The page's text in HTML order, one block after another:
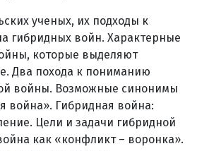
ученых, их подходы к
гибридных войн. Характерные
которые выделяют
Два похода к пониманию
войны. Возможные синонимы
война». Гибридная война:
Цели и задачи гибридной
как «конфликт – воронка».